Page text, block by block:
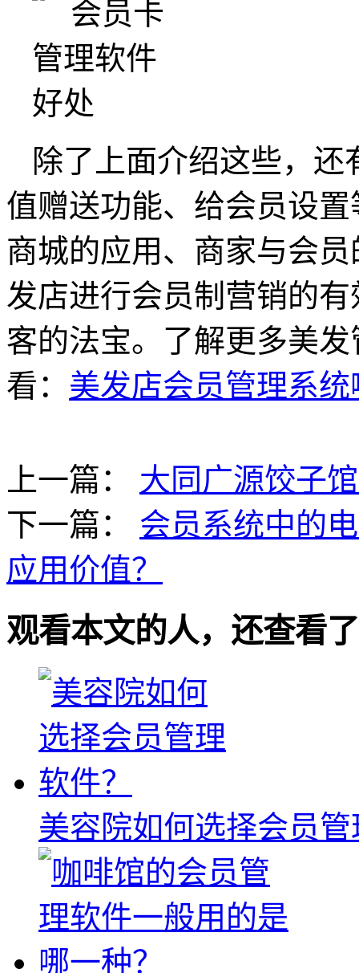
除了上面介绍这些，
值赠送功能、给会员设
商城的应用、商家与会
发店进行会员制营销的
客的法宝。了解更多美
看： 美发店会员管理系统
上一篇： 大同广源饺子
下一篇： 会员系统中的
应用价值？
观看本文的人，还查看
美容院如何选择会员